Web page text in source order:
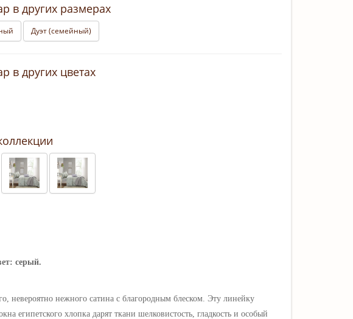
в других размерах
Дуэт (семейный)
в других цветах
серый.
невероятно нежного сатина с благородным блеском . Эту линейку
египетского хлопка дарят ткани шелковистость, гладкость и особый